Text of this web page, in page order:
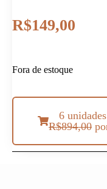
R$149,00
Fora de estoque
6
R$894,00